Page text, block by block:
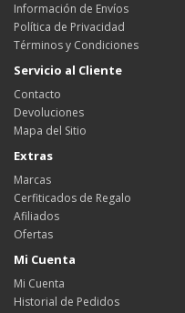
Información de Envíos
Política de Privacidad
Términos y Condiciones
Servicio al Cliente
Contacto
Devoluciones
Mapa del Sitio
Extras
Marcas
Cerfiticados de Regalo
Afiliados
Ofertas
Mi Cuenta
Mi Cuenta
Historial de Pedidos